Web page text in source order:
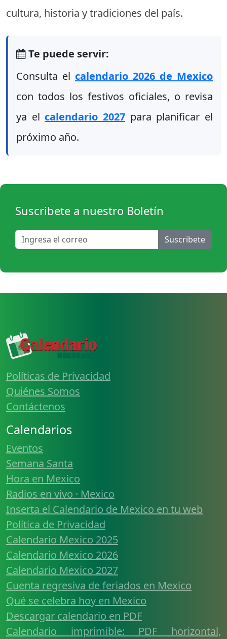
cultura, historia y tradiciones del país.
Te puede servir:
Consulta el calendario 2026 de Mexico
con todos los festivos oficiales, o revisa
ya el calendario 2027 para planificar el
próximo año.
Suscribete a nuestro Boletín
Suscribete
Políticas de Privacidad
Quiénes Somos
Contáctenos
Calendarios
Eventos
Semana Santa
Hora en Mexico
Radios en vivo · Mexico
Inserta el Calendario de Mexico en tu web
Política de Privacidad
Calendario Mexico 2025
Calendario Mexico 2026
Calendario Mexico 2027
Cuenta regresiva de feriados en Mexico
Qué se celebra hoy en Mexico
Descargar calendario en PDF
Calendario imprimible: PDF horizontal,